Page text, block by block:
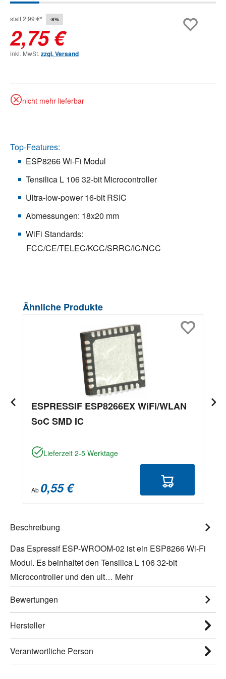
statt2,99 €* -8%
2,75 €
inkl. MwSt. zzgl. Versand
nicht mehr lieferbar
Top-Features:
ESP8266 Wi-Fi Modul
Tensilica L 106 32-bit Microcontroller
Ultra-low-power 16-bit RSIC
Abmessungen: 18x20 mm
WiFi Standards:
FCC/CE/TELEC/KCC/SRRC/IC/NCC
Produktgalerie überspringen
Ähnliche Produkte
ESPRESSIF ESP8266EX WiFi/WLAN
SoC SMD IC
Lieferzeit 2-5 Werktage
Ab 0,55 €
Beschreibung
Das Espressif ESP-WROOM-02 ist ein ESP8266 Wi-Fi
Modul. Es beinhaltet den Tensilica L 106 32-bit
Microcontroller und den ult… Mehr
Bewertungen
Hersteller
Verantwortliche Person